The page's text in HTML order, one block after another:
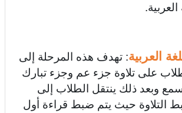
العربية: تهدف هذه المرحلة إلى
على تلاوة جزء عم وجزء تبارك
وبعد ذلك ينتقل الطلاب إلى
التلاوة حيث يتم ضبط قراءة أول